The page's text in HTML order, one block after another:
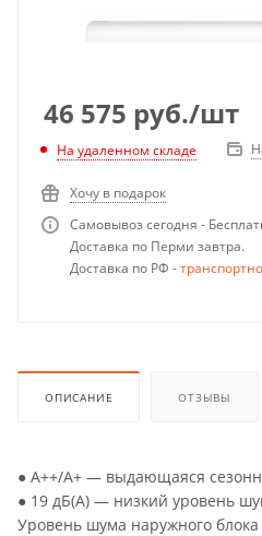
46 575 руб./шт
На удаленном складе
Хочу в подарок
Самовывоз сегодня -
Доставка по Перми завтра.
Доставка по РФ -
ОПИСАНИЕ ОТЗЫВЫ
● A++/A+ — выдающаяся
● 19 дБ(А) — низкий уровень
Уровень шума наружного